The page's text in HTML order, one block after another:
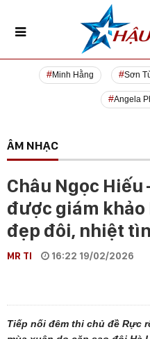
Minh Hằng Sơn
Angela
ÂM NHẠC
Châu Ngọc Hiếu
được giám khảo
đẹp đôi, nhiệt
MR TI 16:22 19/02/2026
Tiếp nối đêm thi chủ đề Rực